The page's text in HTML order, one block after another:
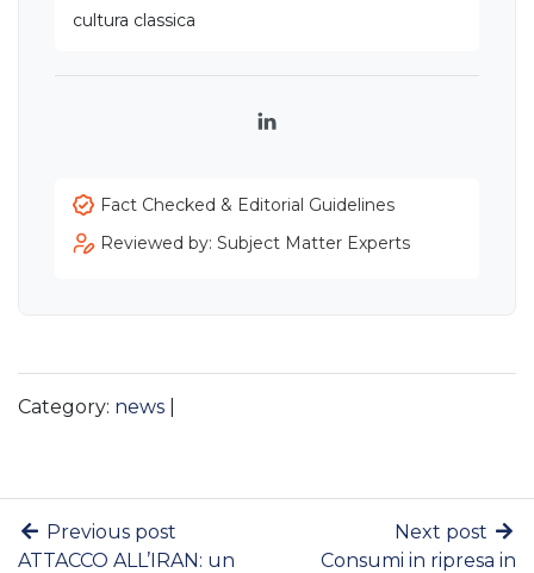
cultura classica
LinkedIn
Fact Checked & Editorial Guidelines
Reviewed by: Subject Matter Experts
Category: news
Previous post
ATTACCO ALL’IRAN: un
Next post
Consumi in ripresa in